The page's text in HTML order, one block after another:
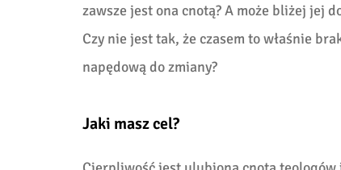
zawsze jest ona cnotą? A może bliżej jej
Czy nie jest tak, że czasem to właśnie
napędową do zmiany?
Jaki masz cel?